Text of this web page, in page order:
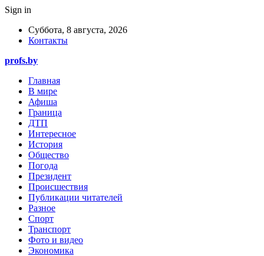
Sign in
Суббота, 8 августа, 2026
Контакты
profs.by
Главная
В мире
Афиша
Граница
ДТП
Интересное
История
Общество
Погода
Президент
Происшествия
Публикации читателей
Разное
Спорт
Транспорт
Фото и видео
Экономика